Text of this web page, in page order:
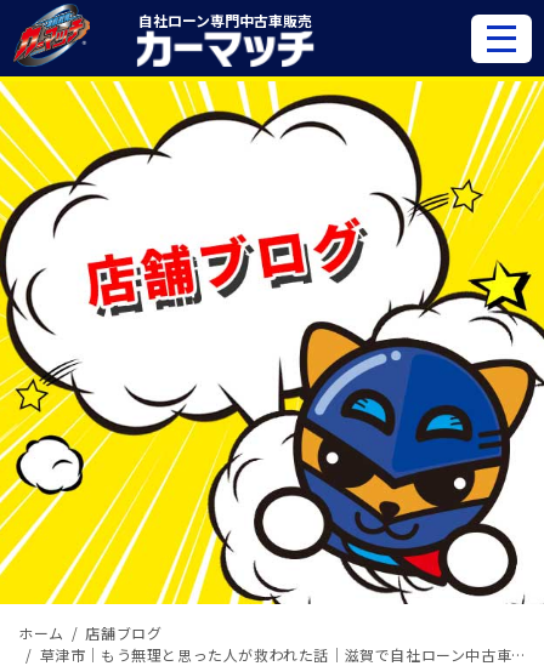
自社ローン専門中古車販売
ホーム
店舗ブログ
草津市｜もう無理と思った人が救われた話｜滋賀で自社ローン中古車ならカーマッチ滋賀守山店